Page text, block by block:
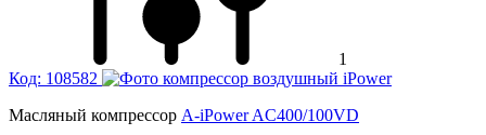
1
Код: 108582
Масляный компрессор A-iPower AC400/100VD